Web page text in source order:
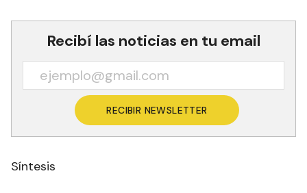
Recibí las noticias en tu email
RECIBIR NEWSLETTER
Síntesis